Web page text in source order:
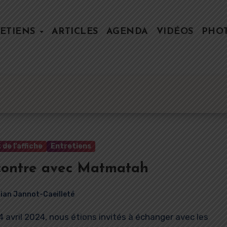
ARTICLES AGENDA VIDÉOS
de l’affiche Entretiens
avec Matmatah
Jannot-Caeilleté